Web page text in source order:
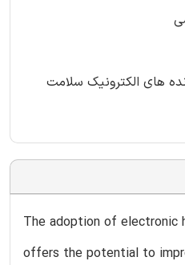
های الکترونیک سلامت
The adoption of electronic
offers the potential to